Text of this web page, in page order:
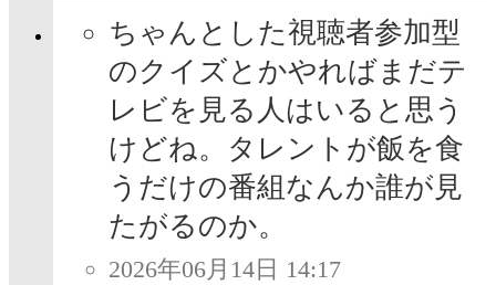
ちゃんとした視聴者参加型
のクイズとかやればまだテ
レビを見る人はいると思う
けどね。タレントが飯を食
うだけの番組なんか誰が見
たがるのか。
2026年06月14日 14:17